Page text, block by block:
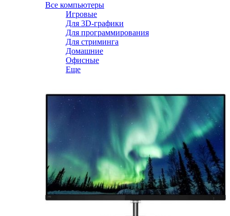
Все компьютеры
Игровые
Для 3D-графики
Для программирования
Для стриминга
Домашние
Офисные
Еще